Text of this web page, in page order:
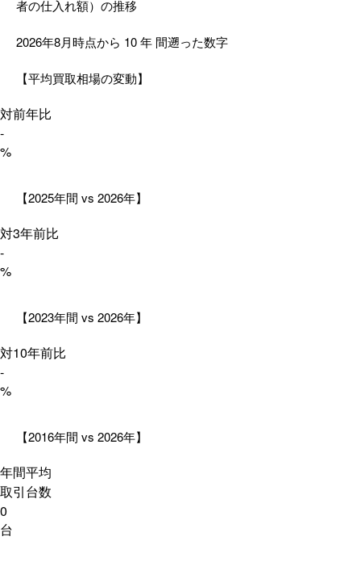
者の仕入れ額）の推移
2026年8月時点から 10年 間遡った数字
【平均買取相場の変動】
対前年比
-
%
【2025年間 vs 2026年】
対3年前比
-
%
【2023年間 vs 2026年】
対10年前比
-
%
【2016年間 vs 2026年】
年間平均
取引台数
0
台